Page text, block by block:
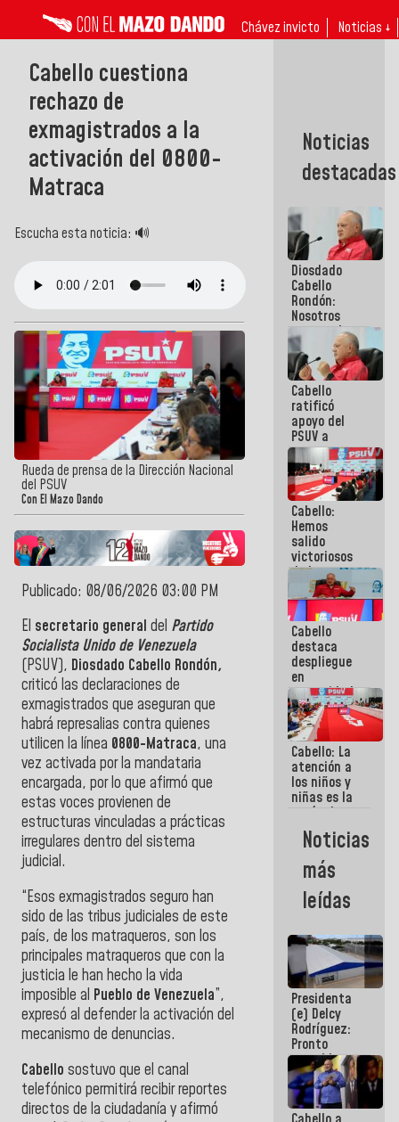
Chávez invicto Noticias ↓
Cabello cuestiona
rechazo de
exmagistrados a la
activación del 0800-
Matraca
Escucha esta noticia: 🔊
Rueda de prensa de la Dirección Nacional
del PSUV
Con El Mazo Dando
Publicado: 08/06/2026 03:00 PM
El secretario general del Partido
Socialista Unido de Venezuela
(PSUV), Diosdado Cabello Rondón,
criticó las declaraciones de
exmagistrados que aseguran que
habrá represalias contra quienes
utilicen la línea 0800-Matraca, una
vez activada por la mandataria
encargada, por lo que afirmó que
estas voces provienen de
estructuras vinculadas a prácticas
irregulares dentro del sistema
judicial.
“Esos exmagistrados seguro han
sido de las tribus judiciales de este
país, de los matraqueros, son los
principales matraqueros que con la
justicia le han hecho la vida
imposible al Pueblo de Venezuela”,
expresó al defender la activación del
mecanismo de denuncias.
Cabello sostuvo que el canal
telefónico permitirá recibir reportes
directos de la ciudadanía y afirmó
Noticias
destacadas
Diosdado
Cabello
Rondón:
Nosotros
vamos al
diálogo con
el
compromiso
de cumplir
nuestra
palabra
Cabello
ratificó
apoyo del
PSUV a
representantes
del Gobierno
para el
diálogo: ¡Un
extraordinario
equipo
político!
Cabello:
Hemos
salido
victoriosos
de la guerra
mediática
contra
Venezuela
Cabello
destaca
despliegue
en
comunidades
ante
contingencia
eléctrica:
¡Esta
batalla
también la
vamos a
ganar!
Cabello: La
atención a
los niños y
niñas es la
razón de ser
del Gobierno
Nacional
Noticias
más
leídas
Presidenta
(e) Delcy
Rodríguez:
Pronto
restableceremos
las
operaciones
en el